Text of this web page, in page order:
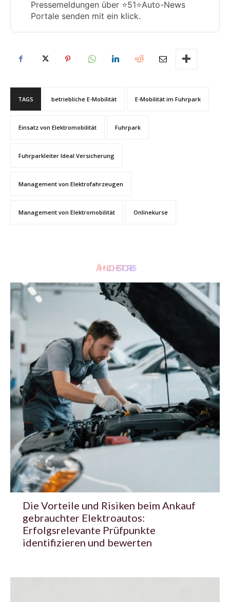
Pressemeldungen über ⭐️51⭐️Auto-News
Portale senden mit ein klick.
TAGS betriebliche E-Mobilität E-Mobilität im Fuhrpark
Einsatz von Elektromobilität Fuhrpark
Fuhrparkleiter Ideal Versicherung
Management von Elektrofahrzeugen
Management von Elektromobilität Onlinekurse
ÄHNLICHE STORIES
Die Vorteile und Risiken beim Ankauf
gebrauchter Elektroautos:
Erfolgsrelevante Prüfpunkte
identifizieren und bewerten